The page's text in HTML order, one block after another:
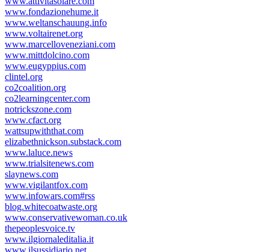
www.fondazionehume.it
www.weltanschauung.info
www.voltairenet.org
www.marcelloveneziani.com
www.mittdolcino.com
www.eugyppius.com
clintel.org
co2coalition.org
co2learningcenter.com
notrickszone.com
www.cfact.org
wattsupwiththat.com
elizabethnickson.substack.com
www.laluce.news
www.trialsitenews.com
slaynews.com
www.vigilantfox.com
www.infowars.com#rss
blog.whitecoatwaste.org
www.conservativewoman.co.uk
thepeoplesvoice.tv
www.ilgiornaleditalia.it
www.ilsussidiario.net